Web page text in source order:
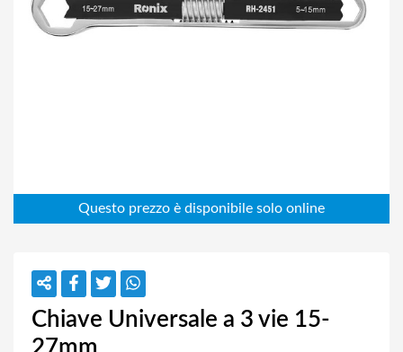
Chiave Universale a 3 vie 15-